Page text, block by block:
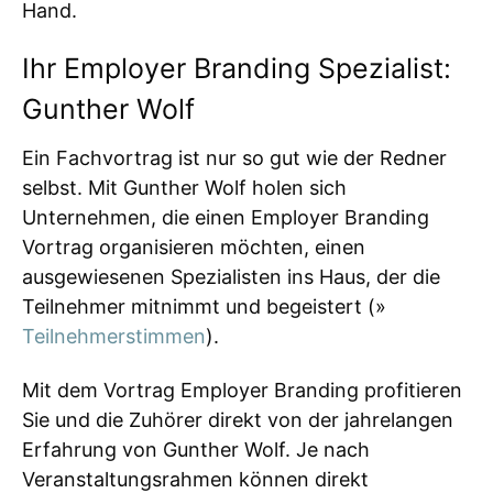
Hand.
Ihr Employer Branding Spezialist:
Gunther Wolf
Ein Fachvortrag ist nur so gut wie der Redner
selbst. Mit Gunther Wolf holen sich
Unternehmen, die einen Employer Branding
Vortrag organisieren möchten, einen
ausgewiesenen Spezialisten ins Haus, der die
Teilnehmer mitnimmt und begeistert (»
Teilnehmerstimmen).
Mit dem Vortrag Employer Branding profitieren
Sie und die Zuhörer direkt von der jahrelangen
Erfahrung von Gunther Wolf. Je nach
Veranstaltungsrahmen können direkt